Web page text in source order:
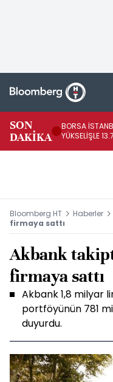
SON
DAKİKA
BORSA
YÜKSELİŞLE
Bloomberg HT Haberler
firmaya sattı
Akbank
firmaya sattı
Akbank 1,8 milyar
portföyünün 781
duyurdu.